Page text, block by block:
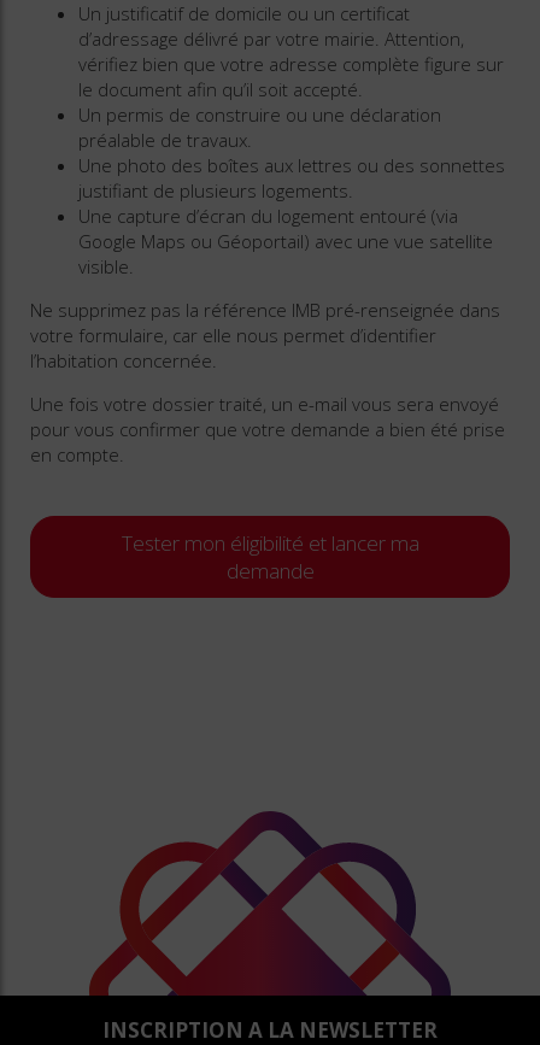
Un justificatif de domicile ou un certificat
d’adressage délivré par votre mairie. Attention,
vérifiez bien que votre adresse complète figure sur
le document afin qu’il soit accepté.
Un permis de construire ou une déclaration
préalable de travaux.
Une photo des boîtes aux lettres ou des sonnettes
justifiant de plusieurs logements.
Une capture d’écran du logement entouré (via
Google Maps ou Géoportail) avec une vue satellite
visible.
Ne supprimez pas la référence IMB pré-renseignée dans
votre formulaire, car elle nous permet d’identifier
l’habitation concernée.
Une fois votre dossier traité, un e-mail vous sera envoyé
pour vous confirmer que votre demande a bien été prise
en compte.
Tester mon éligibilité et lancer ma
demande
INSCRIPTION A LA NEWSLETTER